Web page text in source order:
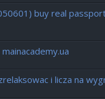
buy real
mainacademy.ua
i licza na